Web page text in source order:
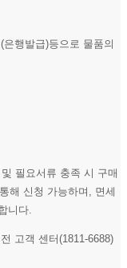
행발급)등으로 물품의
필요서류 충족 시 구매
해 신청 가능하며, 면세
니다.
고객 센터(1811-6688)